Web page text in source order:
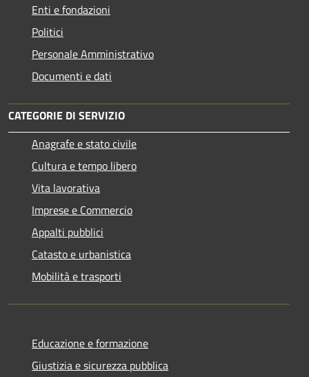
Enti e fondazioni
Politici
Personale Amministrativo
Documenti e dati
CATEGORIE DI SERVIZIO
Anagrafe e stato civile
Cultura e tempo libero
Vita lavorativa
Imprese e Commercio
Appalti pubblici
Catasto e urbanistica
Mobilità e trasporti
Educazione e formazione
Giustizia e sicurezza pubblica